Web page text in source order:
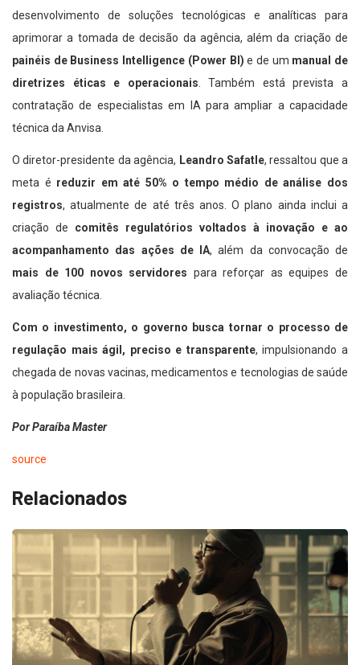
desenvolvimento de soluções tecnológicas e analíticas para
aprimorar a tomada de decisão da agência, além da criação de
painéis de Business Intelligence (Power BI) e de um manual de
diretrizes éticas e operacionais . Também está prevista a
contratação de especialistas em IA para ampliar a capacidade
técnica da Anvisa.
O diretor-presidente da agência, Leandro Safatle, ressaltou que a
meta é reduzir em até 50% o tempo médio de análise dos
registros, atualmente de até três anos. O plano ainda inclui a
criação de comitês regulatórios voltados à inovação e ao
acompanhamento das ações de IA, além da convocação de
mais de 100 novos servidores para reforçar as equipes de
avaliação técnica.
Com o investimento, o governo busca tornar o processo de
regulação mais ágil, preciso e transparente, impulsionando a
chegada de novas vacinas, medicamentos e tecnologias de saúde
à população brasileira.
Por Paraíba Master
source
Relacionados